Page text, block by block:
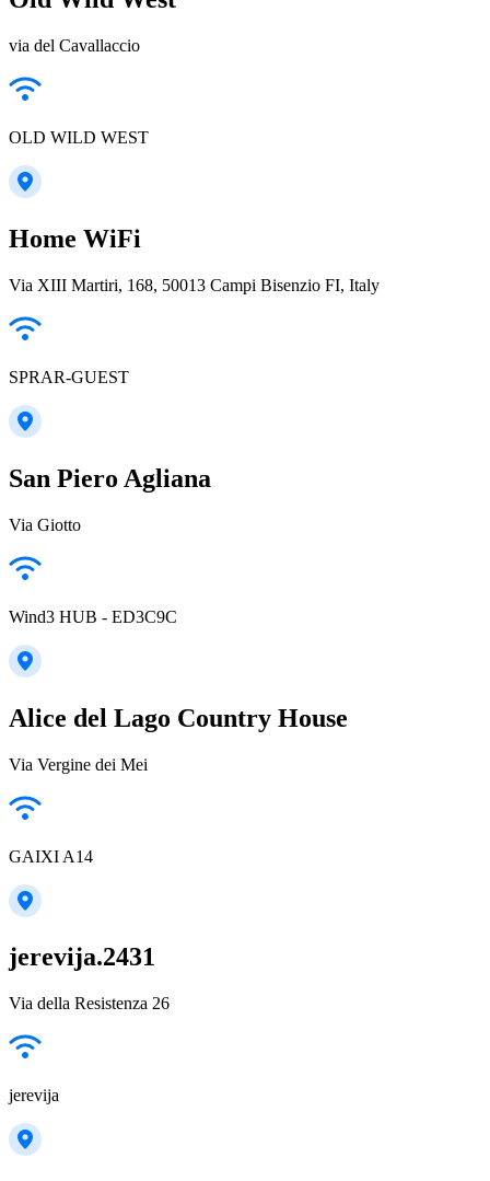
via del Cavallaccio
OLD WILD WEST
Home WiFi
Via XIII Martiri, 168, 50013 Campi Bisenzio FI, Italy
SPRAR-GUEST
San Piero Agliana
Via Giotto
Wind3 HUB - ED3C9C
Alice del Lago Country House
Via Vergine dei Mei
GAIXI A14
jerevija.2431
Via della Resistenza 26
jerevija